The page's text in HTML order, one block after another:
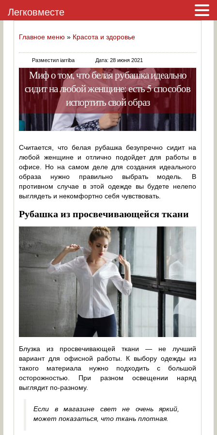
Главное меню » Красота и здоровье
Разместил iarriba Дата: 28 июня 2021
Миф о том, что белая рубашка идеально
сидит на любой женщине: есть 5 способов
испортить свой образ
Считается, что белая рубашка безупречно сидит на
любой женщине и отлично подойдет для работы в
офисе. Но на самом деле для создания идеального
образа нужно правильно выбрать модель. В
противном случае в этой одежде вы будете нелепо
выглядеть и некомфортно себя чувствовать.
Рубашка из просвечивающейся ткани
Блузка из просвечивающей ткани — не лучший
вариант для офисной работы. К выбору одежды из
такого материала нужно подходить с большой
осторожностью. При разном освещении наряд
выглядит по-разному.
Если в магазине свет не очень яркий,
может показаться, что ткань плотная.
Легковместе